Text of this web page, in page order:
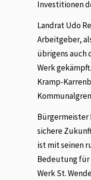
Investitionen
Landrat Udo
Arbeitgeber,
übrigens auch
Werk
Kramp-
Bürgermeister
sichere
ist mit seinen
Bedeutung für
Werk St.